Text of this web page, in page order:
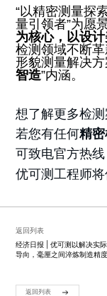
“以精密测量探
量引领者”为愿
为核心，以设
检测领域不断
形貌测量解决
智造”内涵。
想了解更多检测
若您有任何精
可致电官方热
优可测工程师
返回列表
经济日报 | 优可测以解决实
导向，毫厘之间淬炼制造精度
返回列表